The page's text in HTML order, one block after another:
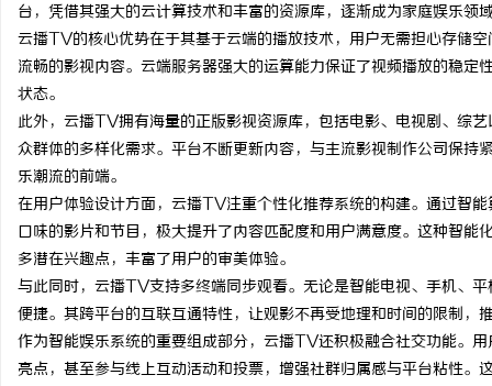
台，凭借其强大的云计算技术和丰富的资源库，逐渐成为家庭娱乐领
云播TV的核心优势在于其基于云端的播放技术，用户无需担心存储
流畅的影视内容。云端服务器强大的运算能力保证了视频播放的稳
状态。
此外，云播TV拥有海量的正版影视资源库，包括电影、电视剧、综
众群体的多样化需求。平台不断更新内容，与主流影视制作公司保
乐潮流的前端。
在用户体验设计方面，云播TV注重个性化推荐系统的构建。通过智
口味的影片和节目，极大提升了内容匹配度和用户满意度。这种智
多潜在兴趣点，丰富了用户的审美体验。
与此同时，云播TV支持多终端同步观看。无论是智能电视、手机、
便捷。其跨平台的互联互通特性，让观影不再受地理和时间的限制
作为智能娱乐系统的重要组成部分，云播TV还积极融合社交功能。
亮点，甚至参与线上互动活动和投票，增强社群归属感与平台粘性